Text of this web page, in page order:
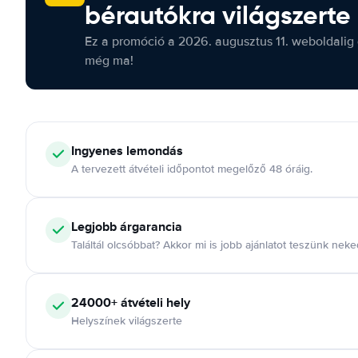
bérautókra világszerte
Ez a promóció a 2026. augusztus 11.
még ma!
Ingyenes lemondás
A tervezett átvételi időpontot megelőző 48 óráig.
Legjobb árgarancia
Találtál olcsóbbat? Akkor mi is jobb ajánlatot teszünk
24000+ átvételi hely
Helyszínek világszerte